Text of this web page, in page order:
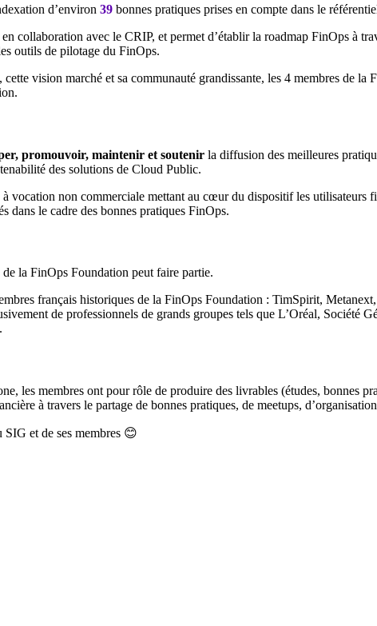
d’environ 39 bonnes pratiques prises en compte dans le
en collaboration avec le CRIP, et permet d’établir la roadmap FinOps à
outils de pilotage du FinOps.
vision marché et sa communauté grandissante, les 4 membres de
promouvoir, maintenir et soutenir la diffusion des meilleures
des solutions de Cloud Public.
à vocation non commerciale mettant au cœur du dispositif les
dans le cadre des bonnes pratiques FinOps.
la FinOps Foundation peut faire partie.
français historiques de la FinOps Foundation : TimSpirit,
de professionnels de grands groupes tels que L’Oréal, Société
les membres ont pour rôle de produire des livrables (études, bonnes
à travers le partage de bonnes pratiques, de meetups,
SIG et de ses membres 😊